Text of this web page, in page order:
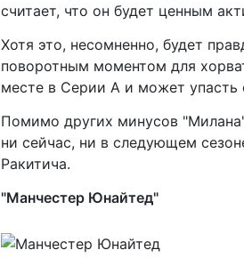
считает, что он будет ценным
Хотя это, несомненно, будет
поворотным моментом для
месте в Серии А и может
Помимо других минусов
ни сейчас, ни в следующем
Ракитича.
"Манчестер Юнайтед"